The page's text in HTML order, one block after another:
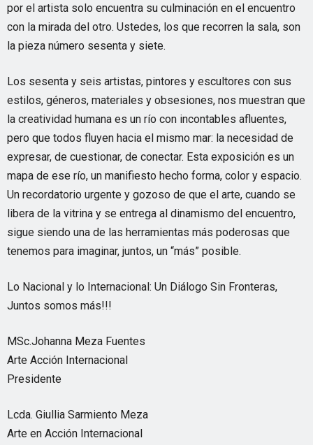
por el artista solo encuentra su culminación en el encuentro
con la mirada del otro. Ustedes, los que recorren la sala, son
la pieza número sesenta y siete.
Los sesenta y seis artistas, pintores y escultores con sus
estilos, géneros, materiales y obsesiones, nos muestran que
la creatividad humana es un río con incontables afluentes,
pero que todos fluyen hacia el mismo mar: la necesidad de
expresar, de cuestionar, de conectar. Esta exposición es un
mapa de ese río, un manifiesto hecho forma, color y espacio.
Un recordatorio urgente y gozoso de que el arte, cuando se
libera de la vitrina y se entrega al dinamismo del encuentro,
sigue siendo una de las herramientas más poderosas que
tenemos para imaginar, juntos, un “más” posible.
Lo Nacional y lo Internacional: Un Diálogo Sin Fronteras,
Juntos somos más!!!
MSc.Johanna Meza Fuentes
Arte Acción Internacional
Presidente
Lcda. Giullia Sarmiento Meza
Arte en Acción Internacional